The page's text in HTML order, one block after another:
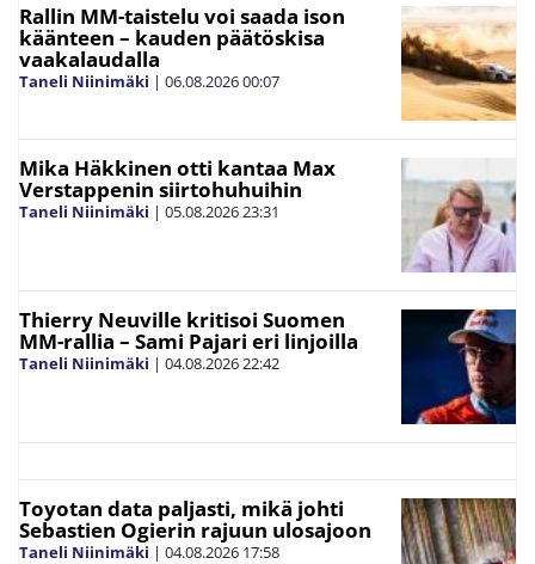
Rallin MM-taistelu voi saada ison
käänteen – kauden päätöskisa
vaakalaudalla
Taneli Niinimäki | 06.08.202600:07
Mika Häkkinen otti kantaa Max
Verstappenin siirtohuhuihin
Taneli Niinimäki | 05.08.202623:31
Thierry Neuville kritisoi Suomen
MM-rallia – Sami Pajari eri linjoilla
Taneli Niinimäki | 04.08.202622:42
Toyotan data paljasti, mikä johti
Sebastien Ogierin rajuun ulosajoon
Taneli Niinimäki | 04.08.2026 17:58